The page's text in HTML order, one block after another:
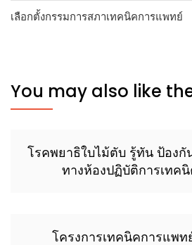
เลือกตั้งกรรมการสภาเทคนิคการแพทย์
You may also like
โรคพยาธิใบไม้ตับ รู้ทัน ป้องกั
ทางห้องปฏิบัติการเทค
โครงการเทคนิคการแพ